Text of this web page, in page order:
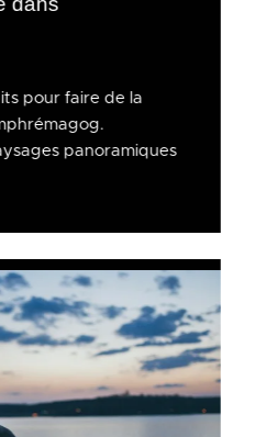
pour faire de la
panoramiques